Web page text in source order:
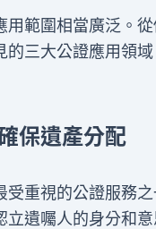
用範圍相當廣泛。
的三大公證應用領域
保遺產分配
受重視的公證服務
立遺囑人的身分和